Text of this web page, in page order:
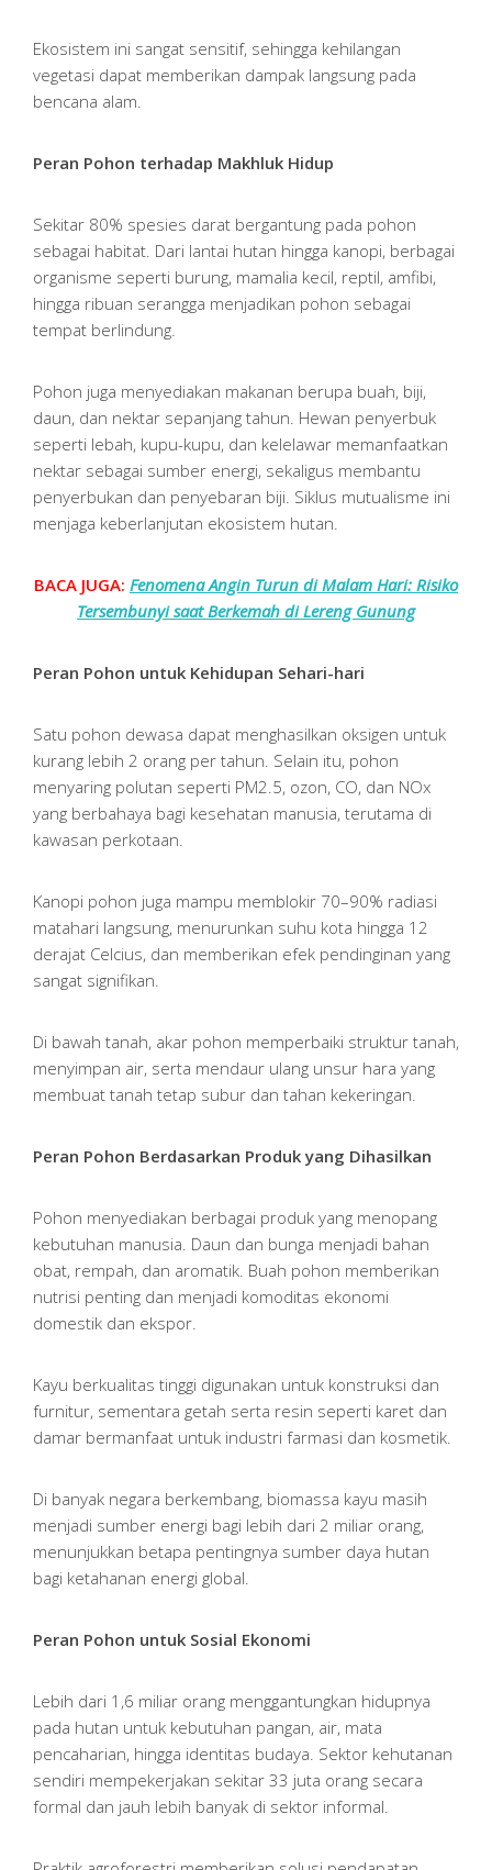
Ekosistem ini sangat sensitif, sehingga kehilangan
vegetasi dapat memberikan dampak langsung pada
bencana alam.
Peran Pohon terhadap Makhluk Hidup
Sekitar 80% spesies darat bergantung pada pohon
sebagai habitat. Dari lantai hutan hingga kanopi, berbagai
organisme seperti burung, mamalia kecil, reptil, amfibi,
hingga ribuan serangga menjadikan pohon sebagai
tempat berlindung.
Pohon juga menyediakan makanan berupa buah, biji,
daun, dan nektar sepanjang tahun. Hewan penyerbuk
seperti lebah, kupu-kupu, dan kelelawar memanfaatkan
nektar sebagai sumber energi, sekaligus membantu
penyerbukan dan penyebaran biji. Siklus mutualisme ini
menjaga keberlanjutan ekosistem hutan.
BACA JUGA: Fenomena Angin Turun di Malam Hari: Risiko
Tersembunyi saat Berkemah di Lereng Gunung
Peran Pohon untuk Kehidupan Sehari-hari
Satu pohon dewasa dapat menghasilkan oksigen untuk
kurang lebih 2 orang per tahun. Selain itu, pohon
menyaring polutan seperti PM2.5, ozon, CO, dan NOx
yang berbahaya bagi kesehatan manusia, terutama di
kawasan perkotaan.
Kanopi pohon juga mampu memblokir 70–90% radiasi
matahari langsung, menurunkan suhu kota hingga 12
derajat Celcius, dan memberikan efek pendinginan yang
sangat signifikan.
Di bawah tanah, akar pohon memperbaiki struktur tanah,
menyimpan air, serta mendaur ulang unsur hara yang
membuat tanah tetap subur dan tahan kekeringan.
Peran Pohon Berdasarkan Produk yang Dihasilkan
Pohon menyediakan berbagai produk yang menopang
kebutuhan manusia. Daun dan bunga menjadi bahan
obat, rempah, dan aromatik. Buah pohon memberikan
nutrisi penting dan menjadi komoditas ekonomi
domestik dan ekspor.
Kayu berkualitas tinggi digunakan untuk konstruksi dan
furnitur, sementara getah serta resin seperti karet dan
damar bermanfaat untuk industri farmasi dan kosmetik.
Di banyak negara berkembang, biomassa kayu masih
menjadi sumber energi bagi lebih dari 2 miliar orang,
menunjukkan betapa pentingnya sumber daya hutan
bagi ketahanan energi global.
Peran Pohon untuk Sosial Ekonomi
Lebih dari 1,6 miliar orang menggantungkan hidupnya
pada hutan untuk kebutuhan pangan, air, mata
pencaharian, hingga identitas budaya. Sektor kehutanan
sendiri mempekerjakan sekitar 33 juta orang secara
formal dan jauh lebih banyak di sektor informal.